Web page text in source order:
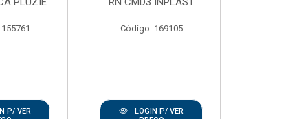
P/ VER
Código: 169105
LOGIN P/ VER